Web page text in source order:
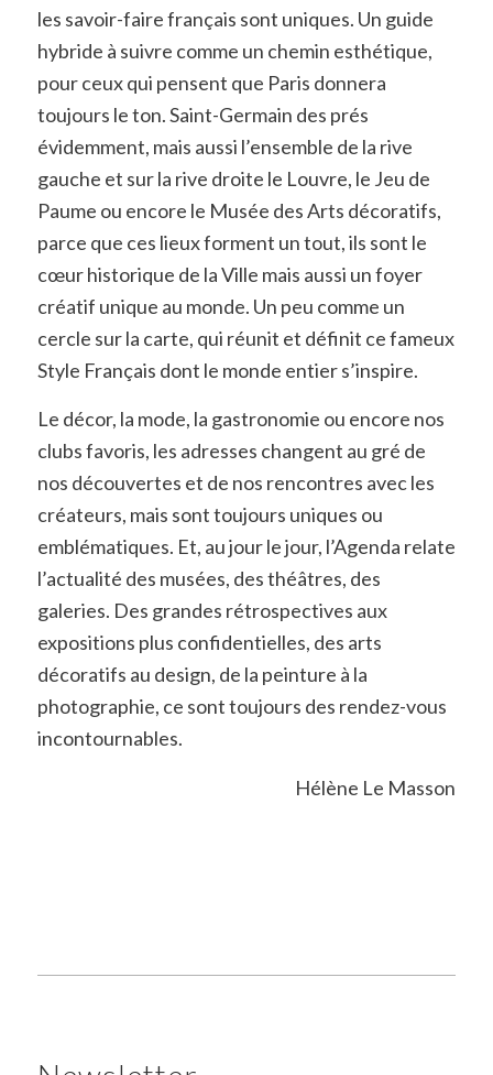
les savoir-faire français sont uniques. Un guide
hybride à suivre comme un chemin esthétique,
pour ceux qui pensent que Paris donnera
toujours le ton. Saint-Germain des prés
évidemment, mais aussi l’ensemble de la rive
gauche et sur la rive droite le Louvre, le Jeu de
Paume ou encore le Musée des Arts décoratifs,
parce que ces lieux forment un tout, ils sont le
cœur historique de la Ville mais aussi un foyer
créatif unique au monde. Un peu comme un
cercle sur la carte, qui réunit et définit ce fameux
Style Français dont le monde entier s’inspire.
Le décor, la mode, la gastronomie ou encore nos
clubs favoris, les adresses changent au gré de
nos découvertes et de nos rencontres avec les
créateurs, mais sont toujours uniques ou
emblématiques. Et, au jour le jour, l’Agenda relate
l’actualité des musées, des théâtres, des
galeries. Des grandes rétrospectives aux
expositions plus confidentielles, des arts
décoratifs au design, de la peinture à la
photographie, ce sont toujours des rendez-vous
incontournables.
Hélène Le Masson